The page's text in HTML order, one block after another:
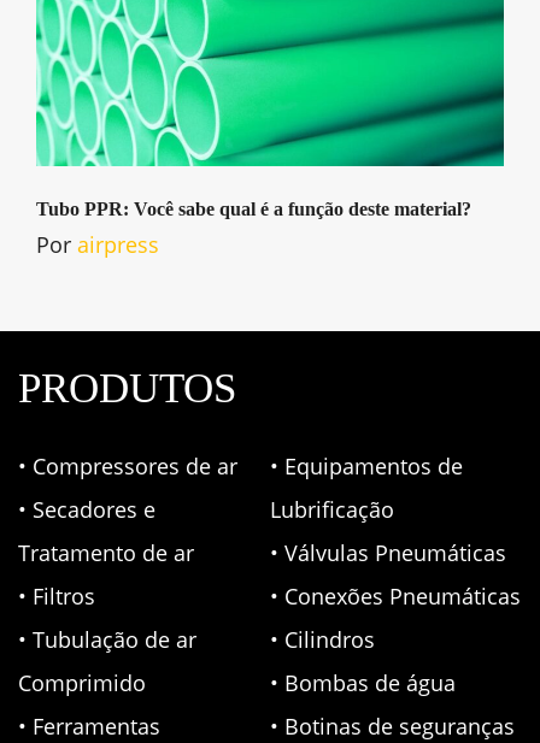
Tubo PPR: Você sabe qual é a função deste material?
Por airpress
PRODUTOS
• Compressores de ar
• Secadores e
Tratamento de ar
• Filtros
• Tubulação de ar
Comprimido
• Ferramentas
• Equipamentos de
Lubrificação
• Válvulas Pneumáticas
• Conexões Pneumáticas
• Cilindros
• Bombas de água
• Botinas de seguranças